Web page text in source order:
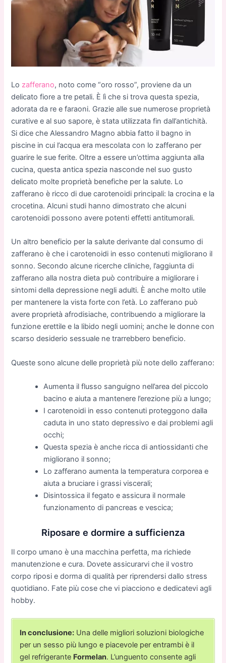
Lo zafferano, noto come “oro rosso”, proviene da un
delicato fiore a tre petali. È lì che si trova questa spezia,
adorata da re e faraoni. Grazie alle sue numerose proprietà
curative e al suo sapore, è stata utilizzata fin dall’antichità.
Si dice che Alessandro Magno abbia fatto il bagno in
piscine in cui l’acqua era mescolata con lo zafferano per
guarire le sue ferite. Oltre a essere un’ottima aggiunta alla
cucina, questa antica spezia nasconde nel suo gusto
delicato molte proprietà benefiche per la salute. Lo
zafferano è ricco di due carotenoidi principali: la crocina e la
crocetina. Alcuni studi hanno dimostrato che alcuni
carotenoidi possono avere potenti effetti antitumorali.
Un altro beneficio per la salute derivante dal consumo di
zafferano è che i carotenoidi in esso contenuti migliorano il
sonno. Secondo alcune ricerche cliniche, l’aggiunta di
zafferano alla nostra dieta può contribuire a migliorare i
sintomi della depressione negli adulti. È anche molto utile
per mantenere la vista forte con l’età. Lo zafferano può
avere proprietà afrodisiache, contribuendo a migliorare la
funzione erettile e la libido negli uomini; anche le donne con
scarso desiderio sessuale ne trarrebbero beneficio.
Queste sono alcune delle proprietà più note dello zafferano:
Aumenta il flusso sanguigno nell’area del piccolo
bacino e aiuta a mantenere l’erezione più a lungo;
I carotenoidi in esso contenuti proteggono dalla
caduta in uno stato depressivo e dai problemi agli
occhi;
Questa spezia è anche ricca di antiossidanti che
migliorano il sonno;
Lo zafferano aumenta la temperatura corporea e
aiuta a bruciare i grassi viscerali;
Disintossica il fegato e assicura il normale
funzionamento di pancreas e vescica;
Riposare e dormire a sufficienza
Il corpo umano è una macchina perfetta, ma richiede
manutenzione e cura. Dovete assicurarvi che il vostro
corpo riposi e dorma di qualità per riprendersi dallo stress
quotidiano. Fate più cose che vi piacciono e dedicatevi agli
hobby.
In conclusione: Una delle migliori soluzioni biologiche
per un sesso più lungo e piacevole per entrambi è il
gel refrigerante Formelan. L’unguento consente agli